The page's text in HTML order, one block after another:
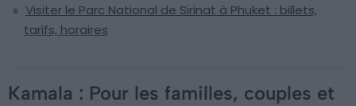
Visiter le Parc National de Sirinat à Phuket : billets,
tarifs, horaires
Kamala : Pour les familles, couples et